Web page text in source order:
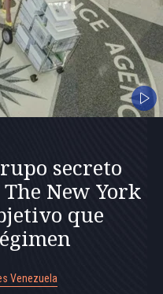
secreto
New York
que
Venezuela